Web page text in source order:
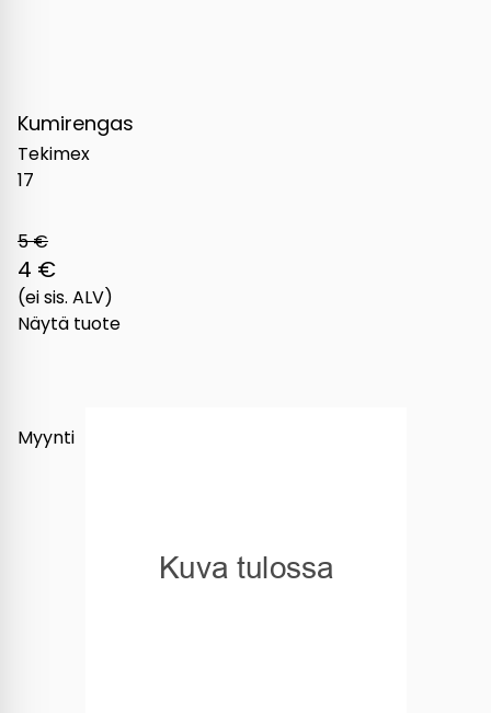
Kumirengas
Tekimex
17
5 €
4 €
(ei sis. ALV)
Näytä tuote
Myynti